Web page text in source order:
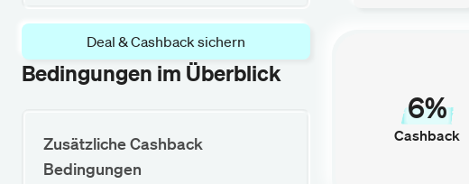
Deal & Cashback sichern
Bedingungen im Überblick
Zusätzliche Cashback
Bedingungen
6%
Cashback